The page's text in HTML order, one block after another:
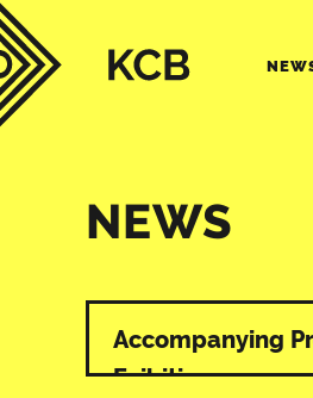
NEWS
All programmes
Accompanying
Exibition